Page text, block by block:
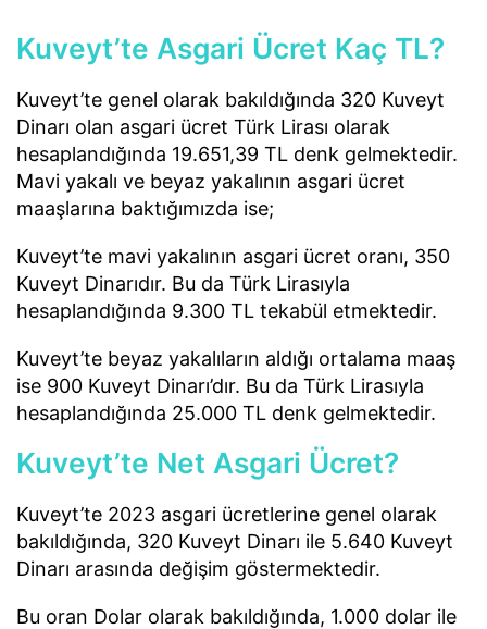
Kuveyt’te Asgari Ücret Kaç TL?
Kuveyt’te genel olarak bakıldığında 320 Kuveyt
Dinarı olan asgari ücret Türk Lirası olarak
hesaplandığında 19.651,39 TL denk gelmektedir.
Mavi yakalı ve beyaz yakalının asgari ücret
maaşlarına baktığımızda ise;
Kuveyt’te mavi yakalının asgari ücret oranı, 350
Kuveyt Dinarıdır. Bu da Türk Lirasıyla
hesaplandığında 9.300 TL tekabül etmektedir.
Kuveyt’te beyaz yakalıların aldığı ortalama maaş
ise 900 Kuveyt Dinarı’dır. Bu da Türk Lirasıyla
hesaplandığında 25.000 TL denk gelmektedir.
Kuveyt’te Net Asgari Ücret?
Kuveyt’te 2023 asgari ücretlerine genel olarak
bakıldığında, 320 Kuveyt Dinarı ile 5.640 Kuveyt
Dinarı arasında değişim göstermektedir.
Bu oran Dolar olarak bakıldığında, 1.000 dolar ile